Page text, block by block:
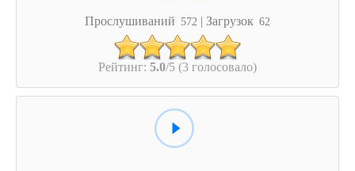
Прослушиваний 572 | Загрузок 62
Рейтинг: 5.0/5 (3 голосовало)